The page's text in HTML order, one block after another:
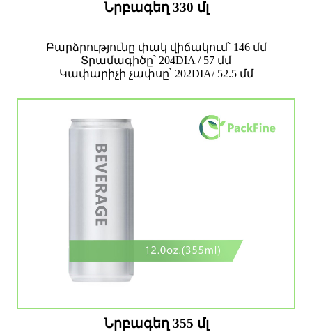
Նրբագեղ 330 մլ
Բարձրությունը փակ վիճակում՝ 146 մմ
Տրամագիծը՝ 204DIA / 57 մմ
Կափարիչի չափսը՝ 202DIA/ 52.5 մմ
Նրբագեղ 355 մլ